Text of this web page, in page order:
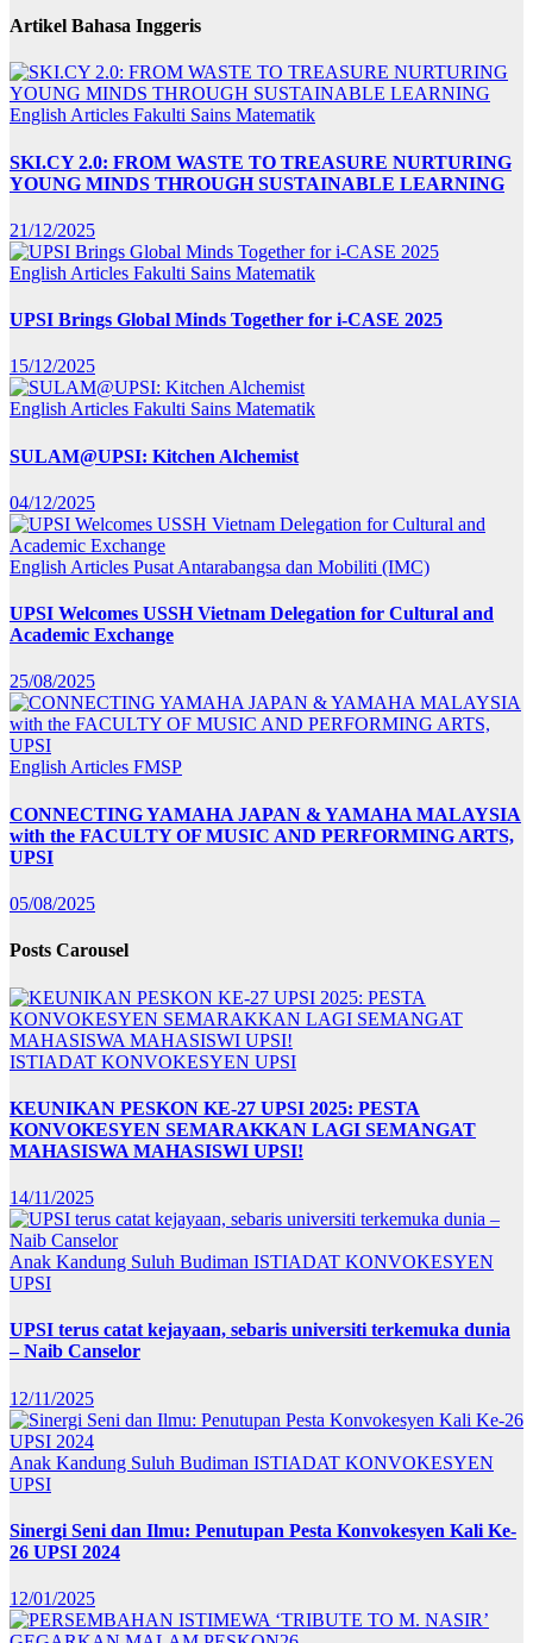
Artikel Bahasa Inggeris
English Articles Fakulti Sains Matematik
SKI.CY 2.0: FROM WASTE TO TREASURE NURTURING
YOUNG MINDS THROUGH SUSTAINABLE LEARNING
21/12/2025
English Articles Fakulti Sains Matematik
UPSI Brings Global Minds Together for i-CASE 2025
15/12/2025
English Articles Fakulti Sains Matematik
SULAM@UPSI: Kitchen Alchemist
04/12/2025
English Articles Pusat Antarabangsa dan Mobiliti (IMC)
UPSI Welcomes USSH Vietnam Delegation for Cultural and
Academic Exchange
25/08/2025
English Articles FMSP
CONNECTING YAMAHA JAPAN & YAMAHA MALAYSIA
with the FACULTY OF MUSIC AND PERFORMING ARTS,
UPSI
05/08/2025
Posts Carousel
ISTIADAT KONVOKESYEN UPSI
KEUNIKAN PESKON KE-27 UPSI 2025: PESTA
KONVOKESYEN SEMARAKKAN LAGI SEMANGAT
MAHASISWA MAHASISWI UPSI!
14/11/2025
Anak Kandung Suluh Budiman ISTIADAT KONVOKESYEN
UPSI
UPSI terus catat kejayaan, sebaris universiti terkemuka dunia
– Naib Canselor
12/11/2025
Anak Kandung Suluh Budiman ISTIADAT KONVOKESYEN
UPSI
Sinergi Seni dan Ilmu: Penutupan Pesta Konvokesyen Kali Ke-
26 UPSI 2024
12/01/2025